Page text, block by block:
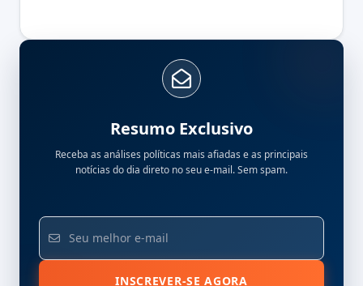
Resumo Exclusivo
Receba as análises políticas mais afiadas e as principais
notícias do dia direto no seu e-mail. Sem spam.
INSCREVER-SE AGORA